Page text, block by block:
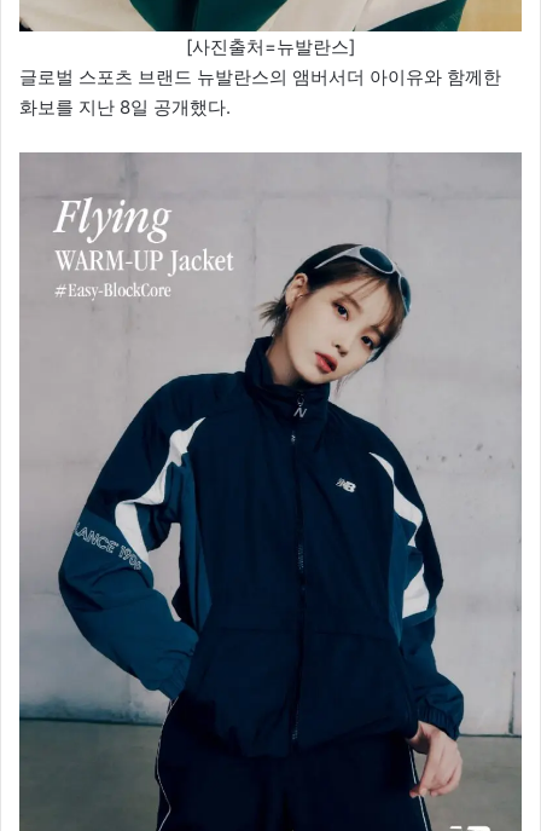
[사진출처=뉴발란스]
글로벌 스포츠 브랜드 뉴발란스의 앰버서더 아이유와 함께한
화보를 지난 8일 공개했다.